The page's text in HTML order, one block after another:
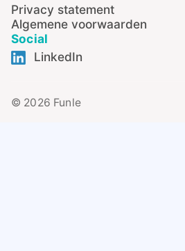
Privacy statement
Algemene voorwaarden
Social
LinkedIn
© 2026 Funle